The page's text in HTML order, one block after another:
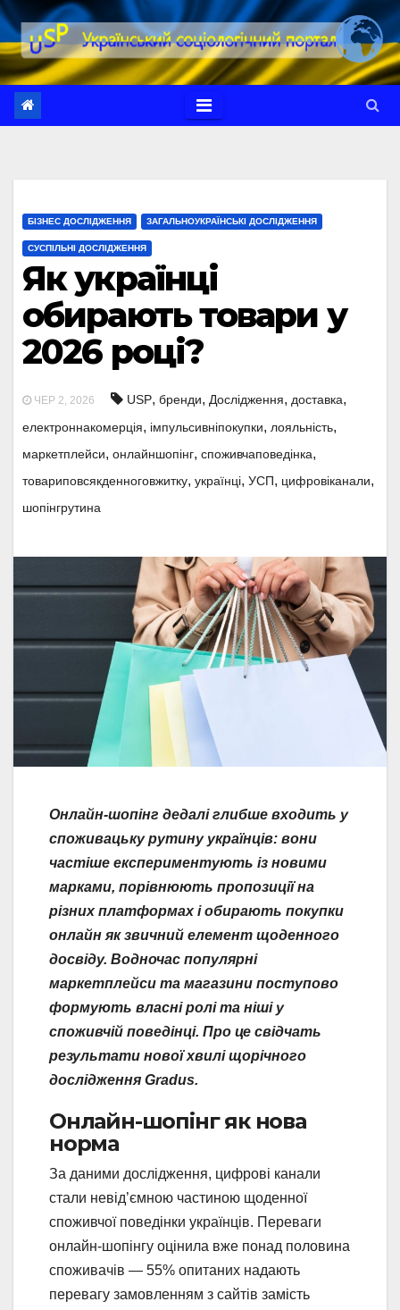
Перейти
до
вмісту
БІЗНЕС ДОСЛІДЖЕННЯ ЗАГАЛЬНОУКРАЇНСЬКІ ДОСЛІДЖЕННЯ
СУСПІЛЬНІ ДОСЛІДЖЕННЯ
Як українці
обирають товари у
2026 році?
ЧЕР 2, 2026 USP, бренди, Дослідження, доставка,
електроннакомерція, імпульсивніпокупки, лояльність,
маркетплейси, онлайншопінг, споживчаповедінка,
товариповсякденноговжитку, українці, УСП, цифровіканали,
шопінгрутина
Онлайн-шопінг дедалі глибше входить у
споживацьку рутину українців: вони
частіше експериментують із новими
марками, порівнюють пропозиції на
різних платформах і обирають покупки
онлайн як звичний елемент щоденного
досвіду. Водночас популярні
маркетплейси та магазини поступово
формують власні ролі та ніші у
споживчій поведінці. Про це свідчать
результати нової хвилі щорічного
дослідження Gradus.
Онлайн-шопінг як нова
норма
За даними дослідження, цифрові канали
стали невід’ємною частиною щоденної
споживчої поведінки українців. Переваги
онлайн-шопінгу оцінила вже понад половина
споживачів — 55% опитаних надають
перевагу замовленням з сайтів замість